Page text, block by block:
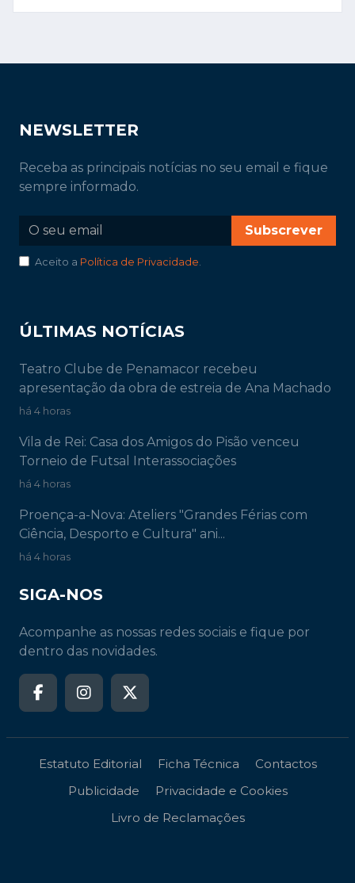
NEWSLETTER
Receba as principais notícias no seu email e fique
sempre informado.
Subscrever
Aceito a Política de Privacidade
ÚLTIMAS NOTÍCIAS
Teatro Clube de Penamacor recebeu
apresentação da obra de estreia de Ana Machado
há 4 horas
Vila de Rei: Casa dos Amigos do Pisão venceu
Torneio de Futsal Interassociações
há 4 horas
Proença-a-Nova: Ateliers "Grandes Férias com
Ciência, Desporto e Cultura" ani...
há 4 horas
SIGA-NOS
Acompanhe as nossas redes sociais e fique por
dentro das novidades.
Estatuto Editorial Ficha Técnica
Contactos
Publicidade
Privacidade e Cookies
Livro de Reclamações